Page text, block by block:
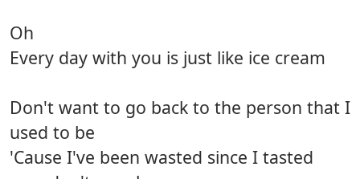
Oh
Every day with you is just like ice cream
Don't want to go back to the person that I
used to be
'Cause I've been wasted since I tasted